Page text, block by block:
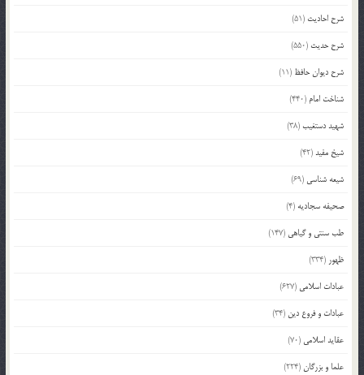
شرح احادیث (51)
شرح حدیث (550)
شرح دیوان حافظ (11)
شناخت امام (440)
شهید دستغیب(38)
شیخ مفید(42)
شیعه شناسی (69)
صحیفه سجادیه (4)
طب سنتی و گیاهی (147)
ظهور (334)
عبادات اسلامی (627)
عبادات و فروع دین (34)
عقاید اسلامی (70)
علما و بزرگان(224)